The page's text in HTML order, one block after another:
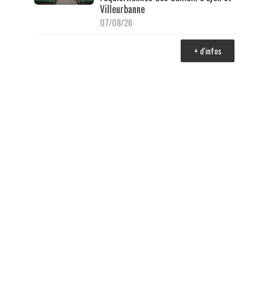
Villeurbanne
07/08/26
+ d'infos